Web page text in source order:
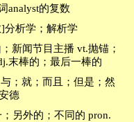
analyst的复数
分析学；解析学
新闻节目主播 vt.抛锚；
末棒的；最后一棒的
；就；而且；但是；然
德
另外的；不同的 pron.